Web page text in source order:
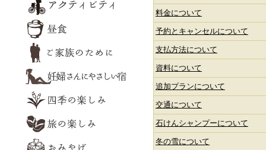
料金について
予約とキャンセルについて
支払方法について
資料について
追加プランについて
交通について
石けんシャンプーについて
冬の雪について